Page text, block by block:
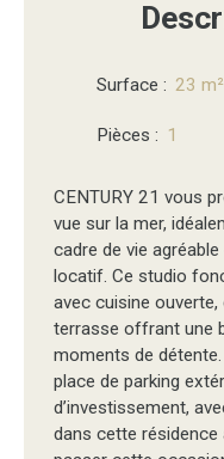
Surface : 23 m²
Pièces : 1
CENTURY 21 vous
vue sur la mer,
cadre de vie
locatif. Ce studio
avec cuisine ouverte,
terrasse offrant une
moments de
place de parking
d’investissement,
dans cette résidence